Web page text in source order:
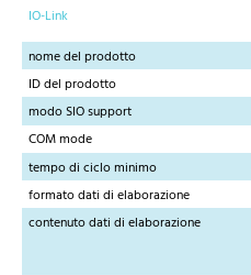
IO-Link
nome del prodotto
ID del prodotto
modo SIO support
COM mode
tempo di ciclo minimo
formato dati di elaborazione
contenuto dati di elaborazione